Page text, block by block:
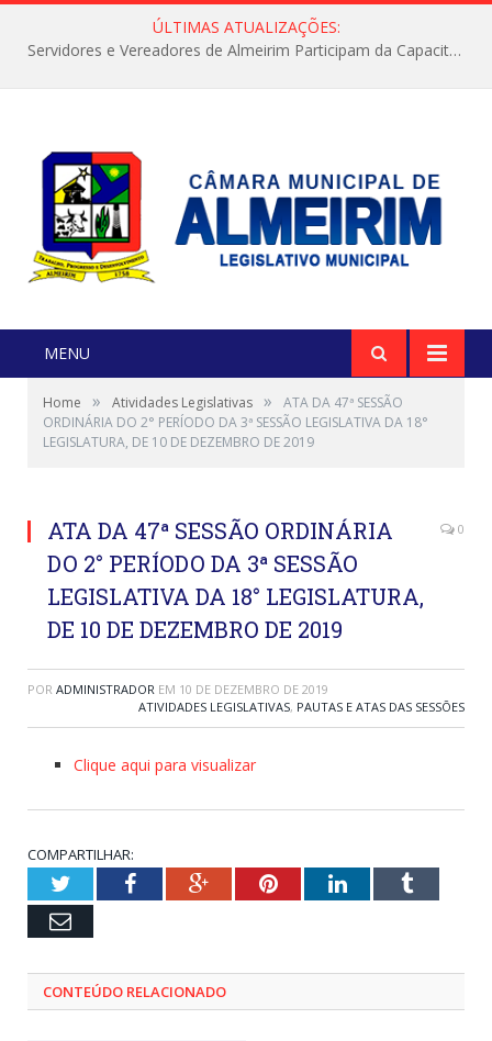
ÚLTIMAS ATUALIZAÇÕES:
Servidores e Vereadores de Almeirim Participam da Capacitação “Orientar é a Nossa Missão”
MENU
Home » Atividades Legislativas »
ATA DA 47ª SESSÃO
ORDINÁRIA DO 2° PERÍODO DA 3ª SESSÃO LEGISLATIVA DA 18°
LEGISLATURA, DE 10 DE DEZEMBRO DE 2019
ATA DA 47ª SESSÃO ORDINÁRIA
DO 2° PERÍODO DA 3ª SESSÃO
LEGISLATIVA DA 18° LEGISLATURA,
DE 10 DE DEZEMBRO DE 2019
0
POR ADMINISTRADOR EM 10 DE DEZEMBRO DE 2019
ATIVIDADES LEGISLATIVAS, PAUTAS E ATAS DAS SESSÕES
Clique aqui para visualizar
COMPARTILHAR:
TwitterFacebookGoogle+PinterestLinkedInTumblr
Email
CONTEÚDO RELACIONADO